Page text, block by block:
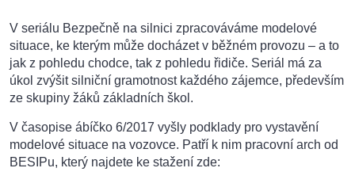
V seriálu Bezpečně na silnici zpracováváme modelové
situace, ke kterým může docházet v běžném provozu – a to
jak z pohledu chodce, tak z pohledu řidiče. Seriál má za
úkol zvýšit silniční gramotnost každého zájemce, především
ze skupiny žáků základních škol.
V časopise ábíčko 6/2017 vyšly podklady pro vystavění
modelové situace na vozovce. Patří k nim pracovní arch od
BESIPu, který najdete ke stažení zde: